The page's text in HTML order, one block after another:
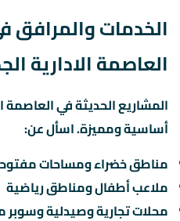
الخدمات والمرافق
العاصمة الادارية
المشاريع الحديثة في العاصمة
أساسية ومميزة. اسأل عن:
مناطق خضراء ومساحات
ملاعب أطفال ومناطق رياضية
محلات تجارية وصيدلية وسوبر